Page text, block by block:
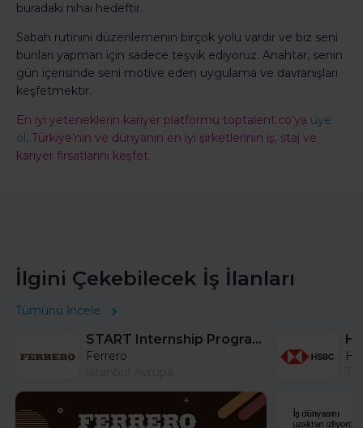
buradaki nihai hedeftir.
Sabah rutinini düzenlemenin birçok yolu vardır ve biz seni
bunları yapman için sadece teşvik ediyoruz. Anahtar, senin
gün içerisinde seni motive eden uygulama ve davranışları
keşfetmektir.
En iyi yeteneklerin kariyer platformu toptalent.co'ya üye
ol, Türkiye'nin ve dünyanın en iyi şirketlerinin iş, staj ve
kariyer fırsatlarını keşfet.
İlgini Çekebilecek İş İlanları
Tümünü İncele
START Internship Program (Sales) - Istanbul
Ferrero